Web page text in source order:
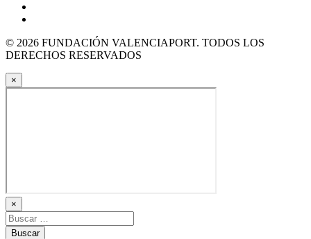
© 2026 FUNDACIÓN VALENCIAPORT. TODOS LOS
DERECHOS RESERVADOS
×
×